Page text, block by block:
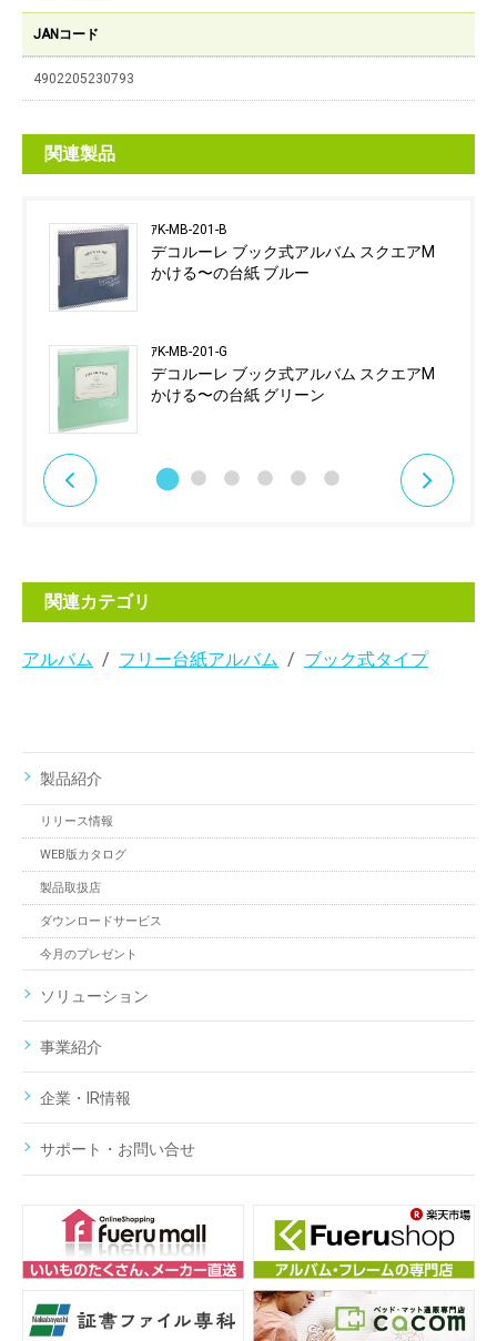
JANコード
4902205230793
関連製品
ｱK-MB-201-B
デコルーレ ブック式アルバム スクエアM
かける〜の台紙 ブルー
ｱK-MB-201-G
デコルーレ ブック式アルバム スクエアM
かける〜の台紙 グリーン
関連カテゴリ
アルバム フリー台紙アルバム ブック式タイプ
製品紹介
リリース情報
WEB版カタログ
製品取扱店
ダウンロードサービス
今月のプレゼント
ソリューション
事業紹介
企業・IR情報
サポート・お問い合せ